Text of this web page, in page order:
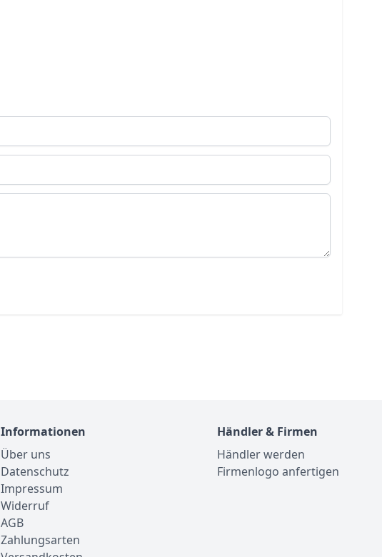
Informationen
Über uns
Datenschutz
Impressum
Widerruf
AGB
Zahlungsarten
Händler & Firmen
Händler werden
Firmenlogo anfertigen